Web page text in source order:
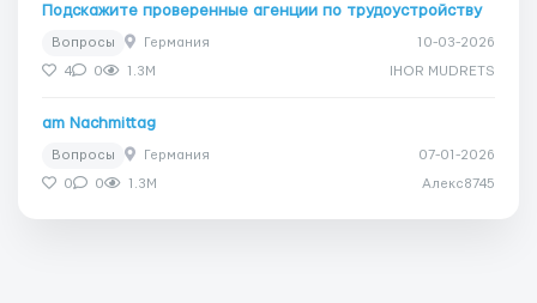
Подскажите проверенные агенции по трудоустройству
Вопросы Германия 10-03-2026
4 0 1.3M IHOR MUDRETS
am Nachmittag
Вопросы Германия 07-01-2026
0 0 1.3M Алекс8745